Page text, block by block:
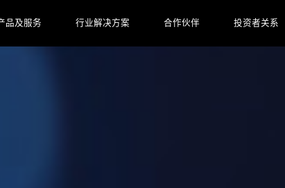
品及服务 行业解决方案 合作伙伴 投资者关系